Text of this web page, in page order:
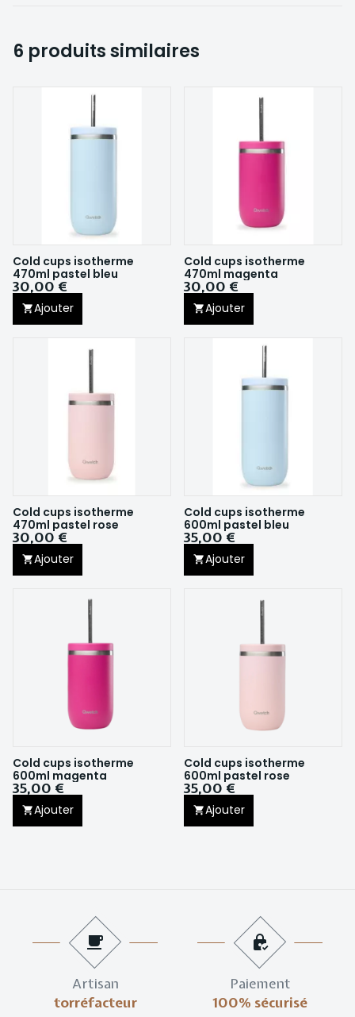
6 produits similaires
Cold cups isotherme
470ml pastel bleu
30,00 €
Ajouter
Cold cups isotherme
470ml magenta
30,00 €
Ajouter
Cold cups isotherme
470ml pastel rose
30,00 €
Ajouter
Cold cups isotherme
600ml pastel bleu
35,00 €
Ajouter
Cold cups isotherme
600ml magenta
35,00 €
Ajouter
Cold cups isotherme
600ml pastel rose
35,00 €
Ajouter
Artisan
torréfacteur
Paiement
100% sécurisé